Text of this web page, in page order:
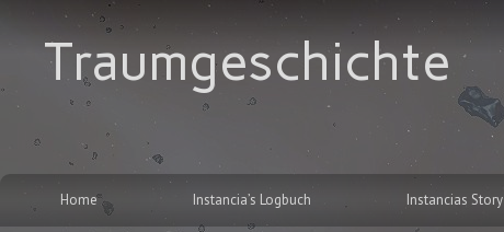
Traumgeschichte
Home Instancia’s Logbuch Instancias Story